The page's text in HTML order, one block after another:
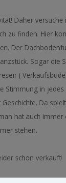
Daher
zu finden. Hier
Der
Sogar die
(
Stimmung in jedes
Da
hat auch immer
stehen.
schon verkauft!